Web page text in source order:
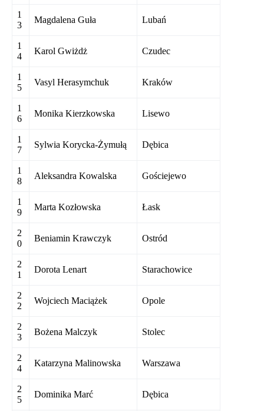
1
3
Magdalena Guła Lubań
1
4
Karol Gwiżdż Czudec
1
5
Vasyl Herasymchuk Kraków
1
6
Monika Kierzkowska Lisewo
1
7
Sylwia Korycka-Żymułą Dębica
1
8
Aleksandra Kowalska Gościejewo
1
9
Marta Kozłowska Łask
2
0
Beniamin Krawczyk Ostród
2
1
Dorota Lenart Starachowice
2
2
Wojciech Maciążek Opole
2
3
Bożena Malczyk Stolec
2
4
Katarzyna Malinowska Warszawa
2
5
Dominika Marć Dębica